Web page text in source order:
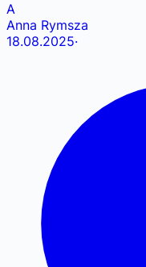
A
Anna Rymsza
18.08.2025·